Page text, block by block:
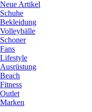
Neue Artikel
Schuhe
Bekleidung
Volleybälle
Schoner
Fans
Lifestyle
Ausrüstung
Beach
Fitness
Outlet
Marken